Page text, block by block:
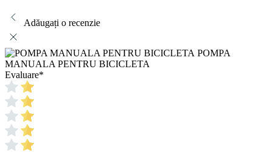
Adăugați o recenzie
POMPA
MANUALA PENTRU BICICLETA
Evaluare*